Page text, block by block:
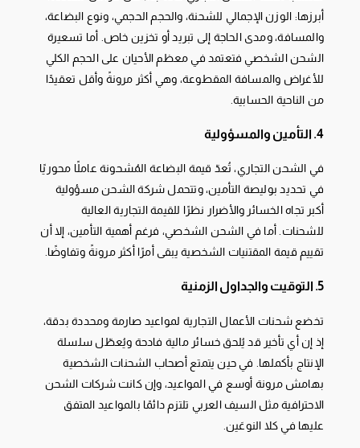
أبرزها: الوزن الإجمالي للشحنة، والحجم الحجمي، ونوع البضاعة،
والمسافة، ومدى الحاجة إلى تبريد أو تخزين خاص. أما تسعيرة
الشحن الشخصي فتعتمد في معظم الأحيان على الحجم الكلي
للأغراض والمسافة المقطوعة، وهي أكثر مرونةً وأقل تعقيدًا
من الناحية الحسابية.
4. التأمين والمسؤولية
في الشحن التجاري، تُعدّ قيمة البضاعة المُشحونة عاملًا محوريًا
في تحديد بوليصة التأمين، وتتحمل شركة الشحن مسؤولية
أكبر تجاه الخسائر والأضرار نظرًا للقيمة التجارية العالية
للشحنات. أما في الشحن الشخصي، فرغم أهمية التأمين، إلا أن
تقييم قيمة المقتنيات الشخصية يبقى أمرًا أكثر مرونةً وتفاوضًا.
5. التوقيت والجداول الزمنية
تخضع شحنات الأعمال التجارية لمواعيد صارمة ومحددة بدقة،
إذ إن أي تأخير قد يُلحق خسائر مالية فادحة ويُعطّل سلسلة
الإنتاج بأكملها. في حين يتمتع أصحاب الشحنات الشخصية
بهامش مرونة أوسع في المواعيد، وإن كانت شركات الشحن
الاحترافية مثل السيف العربي تلتزم دائمًا بالمواعيد المتفق
عليها في كلا النوعَين.